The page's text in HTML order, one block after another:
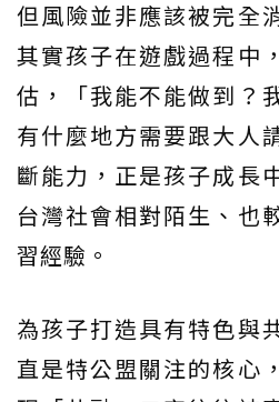
但風險並非應該被完全
其實孩子在遊戲過程中
估，「我能不能做到？
有什麼地方需要跟大人
斷能力，正是孩子成長
台灣社會相對陌生、也
習經驗。
為孩子打造具有特色與
直是特公盟關注的核心